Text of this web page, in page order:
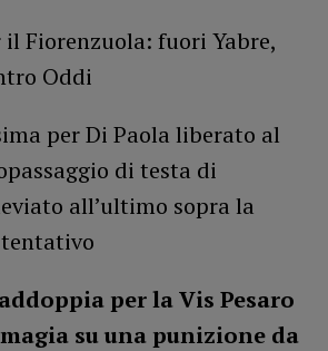
il Fiorenzuola: fuori Yabre,
Oddi
per Di Paola liberato al
di testa di
all’ultimo sopra la
per la Vis Pesaro
su una punizione da